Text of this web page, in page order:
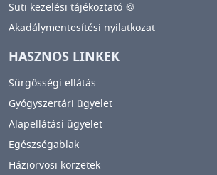
Süti kezelési tájékoztató 🍪
Akadálymentesítési nyilatkozat
HASZNOS LINKEK
Sürgősségi ellátás
Gyógyszertári ügyelet
Alapellátási ügyelet
Egészségablak
Háziorvosi körzetek